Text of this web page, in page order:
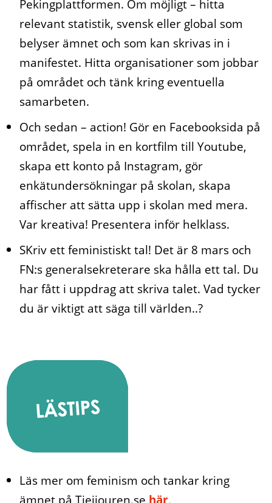
Pekingplattformen. Om möjligt – hitta
relevant statistik, svensk eller global som
belyser ämnet och som kan skrivas in i
manifestet. Hitta organisationer som jobbar
på området och tänk kring eventuella
samarbeten.
Och sedan – action! Gör en Facebooksida på
området, spela in en kortfilm till Youtube,
skapa ett konto på Instagram, gör
enkätundersökningar på skolan, skapa
affischer att sätta upp i skolan med mera.
Var kreativa! Presentera inför helklass.
SKriv ett feministiskt tal! Det är 8 mars och
FN:s generalsekreterare ska hålla ett tal. Du
har fått i uppdrag att skriva talet. Vad tycker
du är viktigt att säga till världen..?
Läs mer om feminism och tankar kring
ämnet på Tjejjouren.se här.